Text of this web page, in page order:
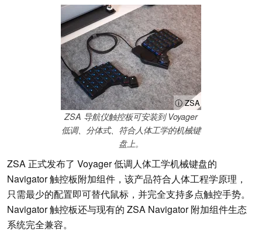
ⓘ ZSA
ZSA 导航仪触控板可安装到 Voyager
低调、分体式、符合人体工学的机械键
盘上。
ZSA 正式发布了 Voyager 低调人体工学机械键盘的
Navigator 触控板附加组件，该产品符合人体工程学原理，
只需最少的配置即可替代鼠标，并完全支持多点触控手势。
Navigator 触控板还与现有的 ZSA Navigator 附加组件生态
系统完全兼容。